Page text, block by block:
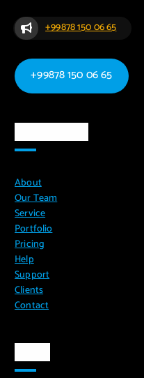
+99878 150 06 65
+99878 150 06 65
About
Our Team
Service
Portfolio
Pricing
Help
Support
Clients
Contact